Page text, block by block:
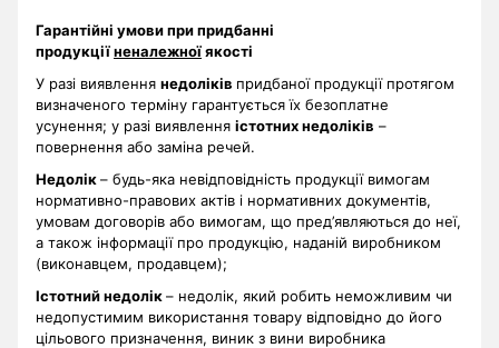
Гарантійні умови при придбанні
продукціїненалежноїякості
У разі виявлення недоліків придбаної продукції протягом
визначеного терміну гарантується їх безоплатне
усунення; у разі виявлення істотних недоліків –
повернення або заміна речей.
Недолік– будь-яка невідповідність продукції вимогам
нормативно-правових актів і нормативних документів,
умовам договорів або вимогам, що пред’являються до неї,
а також інформації про продукцію, наданій виробником
(виконавцем, продавцем);
Істотний недолік– недолік, який робить неможливим чи
недопустимим використання товару відповідно до його
цільового призначення, виник з вини виробника